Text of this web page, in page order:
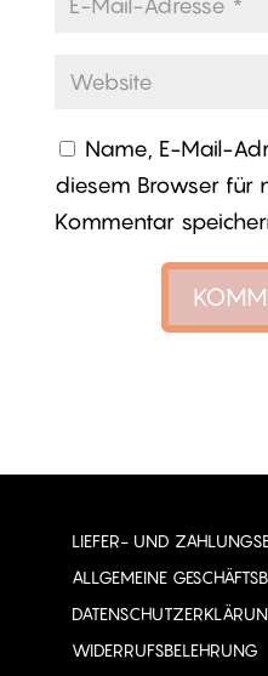
Name, E-Mail-
diesem Browser für
Kommentar
LIEFER- UND
ALLGEMEINE
WIDERRUFSBELEHRUNG